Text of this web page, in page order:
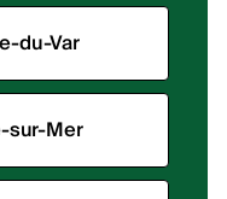
du-Var
sur-Mer